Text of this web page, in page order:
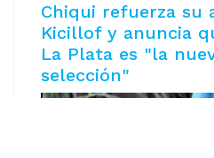
Chiqui refuerza su
Kicillof y anuncia
La Plata es "la
selección"